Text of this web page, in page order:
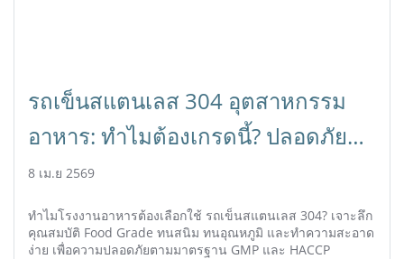
รถเข็นสแตนเลส 304 อุตสาหกรรม
อาหาร: ทำไมต้องเกรดนี้? ปลอดภัย
ได้มาตรฐาน
8 เม.ย 2569
ทำไมโรงงานอาหารต้องเลือกใช้ รถเข็นสแตนเลส 304? เจาะลึก
คุณสมบัติ Food Grade ทนสนิม ทนอุณหภูมิ และทำความสะอาด
ง่าย เพื่อความปลอดภัยตามมาตรฐาน GMP และ HACCP